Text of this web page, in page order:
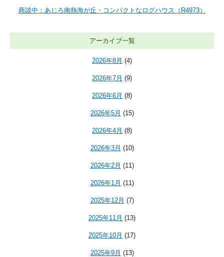
商談中：あじろ南熱海が丘・コンパクトなログハウス（R4973）
アーカイブ一覧
2026年8月 (4)
2026年7月 (9)
2026年6月 (8)
2026年5月 (15)
2026年4月 (8)
2026年3月 (10)
2026年2月 (11)
2026年1月 (11)
2025年12月 (7)
2025年11月 (13)
2025年10月 (17)
2025年9月 (13)